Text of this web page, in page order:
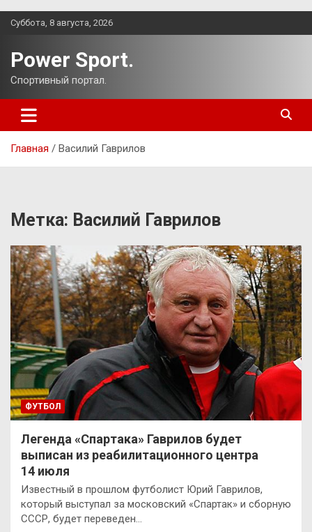
Перейти
Суббота, 8 августа, 2026
Power Sport.
Спортивный портал.
Главная Василий Гаврилов
Метка: Василий Гаврилов
ФУТБОЛ
Легенда «Спартака» Гаврилов будет
выписан из реабилитационного центра
14 июля
Известный в прошлом футболист Юрий Гаврилов,
который выступал за московский «Спартак» и сборную
СССР, будет переведен…